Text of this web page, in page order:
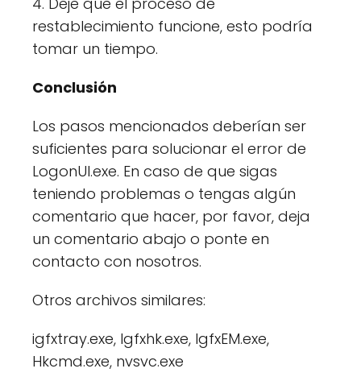
restablecimiento funcione, esto podría
tomar un tiempo.
Conclusión
Los pasos mencionados deberían ser
suficientes para solucionar el error de
LogonUI.exe. En caso de que sigas
teniendo problemas o tengas algún
comentario que hacer, por favor, deja
un comentario abajo o ponte en
contacto con nosotros.
Otros archivos similares:
igfxtray.exe, Igfxhk.exe, IgfxEM.exe,
Hkcmd.exe, nvsvc.exe